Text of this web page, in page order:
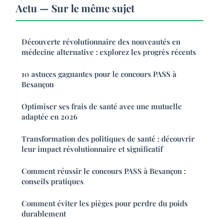
Actu — Sur le même sujet
Découverte révolutionnaire des nouveautés en
médecine alternative : explorez les progrès récents
10 astuces gagnantes pour le concours PASS à
Besançon
Optimiser ses frais de santé avec une mutuelle
adaptée en 2026
Transformation des politiques de santé : découvrir
leur impact révolutionnaire et significatif
Comment réussir le concours PASS à Besançon :
conseils pratiques
Comment éviter les pièges pour perdre du poids
durablement